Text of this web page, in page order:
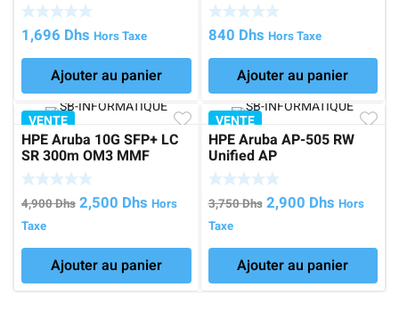
1,696 Dhs Hors Taxe
Ajouter au panier
840 Dhs Hors Taxe
Ajouter au panier
VENTE
HPE Aruba 10G SFP+ LC
SR 300m OM3 MMF
Transceiver
4,900Dhs Le
initial
était :
4,900 Dhs.
2,500 Dhs Le
actuel
est :
2,500 Dhs.
Hors
Taxe
Ajouter au panier
VENTE
HPE Aruba AP-505 RW
Unified AP
3,750Dhs Le
initial
était :
3,750 Dhs.
2,900 DhsLe
actuel
est :
2,900
Hors
Taxe
Ajouter au panier